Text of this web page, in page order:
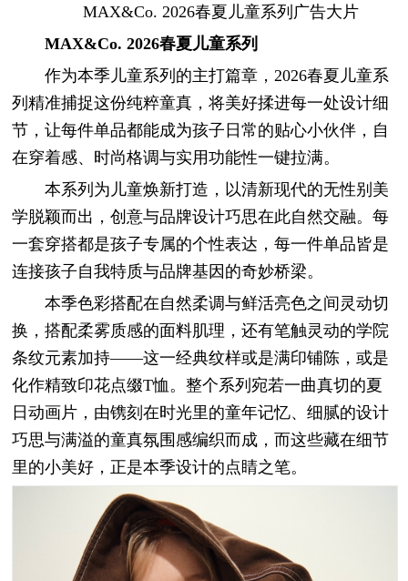
MAX&Co. 2026春夏儿童系列广告大片
MAX&Co. 2026春夏儿童系列
作为本季儿童系列的主打篇章，2026春夏儿童系
列精准捕捉这份纯粹童真，将美好揉进每一处设计细
节，让每件单品都能成为孩子日常的贴心小伙伴，自
在穿着感、时尚格调与实用功能性一键拉满。
本系列为儿童焕新打造，以清新现代的无性别美
学脱颖而出，创意与品牌设计巧思在此自然交融。每
一套穿搭都是孩子专属的个性表达，每一件单品皆是
连接孩子自我特质与品牌基因的奇妙桥梁。
本季色彩搭配在自然柔调与鲜活亮色之间灵动切
换，搭配柔雾质感的面料肌理，还有笔触灵动的学院
条纹元素加持——这一经典纹样或是满印铺陈，或是
化作精致印花点缀T恤。整个系列宛若一曲真切的夏
日动画片，由镌刻在时光里的童年记忆、细腻的设计
巧思与满溢的童真氛围感编织而成，而这些藏在细节
里的小美好，正是本季设计的点睛之笔。